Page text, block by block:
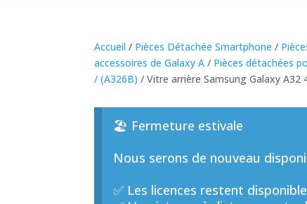
Accueil / Pièces Détachée Smartphone /
accessoires de Galaxy A / Pièces détachées
/ (A326B) / Vitre arrière Samsung Galaxy A32
🏖️ Fermeture estivale
Nous serons de nouveau
✅ Les licences restent